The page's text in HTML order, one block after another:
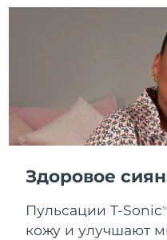
Здоровое
Пульсации T-Sonic
кожу и улучшают
Словения
Республика
Республика Корея